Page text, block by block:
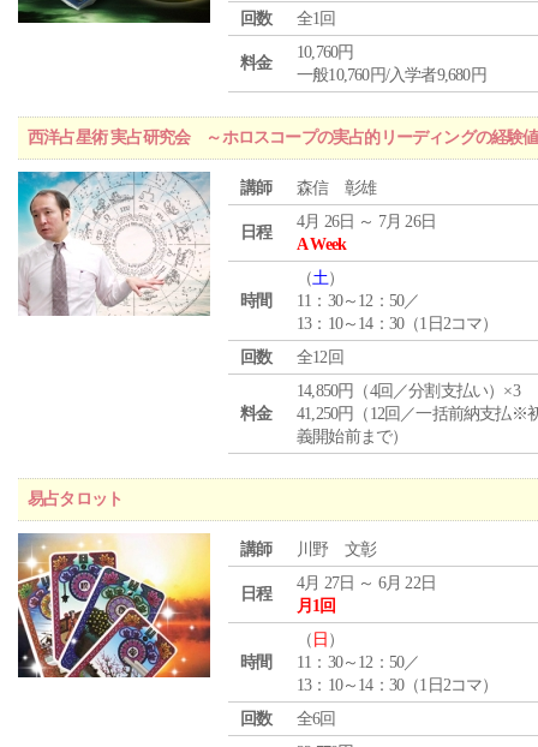
回数
全1回
料金
10,760円
一般10,760円/入学者9,680円
西洋占星術 実占研究会 ～ホロスコープの実占的リーディングの経験
講師 森信 彰雄
日程
4月 26日 ～ 7月 26日
A Week
時間
（土）
11：30～12：50／
13：10～14：30（1日2コマ）
回数
全12回
料金
14,850円（4回／分割支払い）×3
41,250円（12回／一括前納支払※
義開始前まで）
易占タロット
講師 川野 文彰
日程
4月 27日 ～ 6月 22日
月1回
時間
（ 日 ）
11：30～12：50／
13：10～14：30（1日2コマ）
回数
全6回